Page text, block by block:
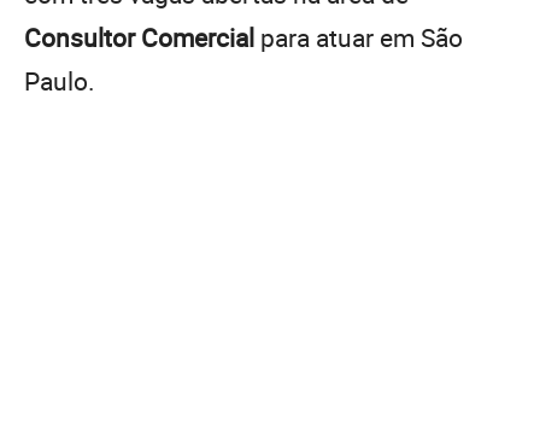
Consultor Comercial para atuar em São
Paulo.